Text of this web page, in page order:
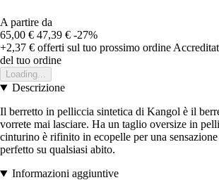
A partire da
65,00 € 47,39 € -27%
+2,37 € offerti sul tuo prossimo ordine
del tuo ordine
Loading...
Descrizione
Il berretto in pelliccia sintetica di Kangol è il
vorrete mai lasciare. Ha un taglio oversize in
cinturino è rifinito in ecopelle per una sensazione
perfetto su qualsiasi abito.
Informazioni aggiuntive